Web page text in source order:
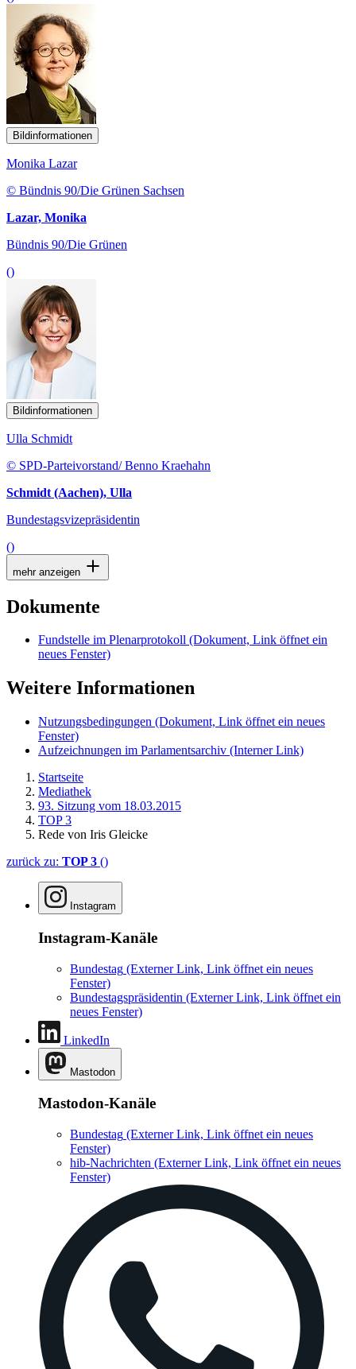
Bildinformationen
Monika Lazar
© Bündnis 90/Die Grünen Sachsen
Lazar, Monika
Bündnis 90/Die Grünen
()
Bildinformationen
Ulla Schmidt
© SPD-Parteivorstand/ Benno Kraehahn
Schmidt (Aachen), Ulla
Bundestagsvizepräsidentin
()
mehr anzeigen
Dokumente
Fundstelle im Plenarprotokoll (Dokument, Link öffnet ein
neues Fenster)
Weitere Informationen
Nutzungsbedingungen (Dokument, Link öffnet ein neues
Fenster)
Aufzeichnungen im Parlamentsarchiv (Interner Link)
Startseite
Mediathek
93. Sitzung vom 18.03.2015
TOP 3
Rede von Iris Gleicke
zurück zu: TOP 3 ()
Instagram
Instagram-Kanäle
Bundestag (Externer Link, Link öffnet ein neues
Fenster)
Bundestagspräsidentin (Externer Link, Link öffnet ein
neues Fenster)
LinkedIn
Mastodon
Mastodon-Kanäle
Bundestag (Externer Link, Link öffnet ein neues
Fenster)
hib-Nachrichten (Externer Link, Link öffnet ein neues
Fenster)